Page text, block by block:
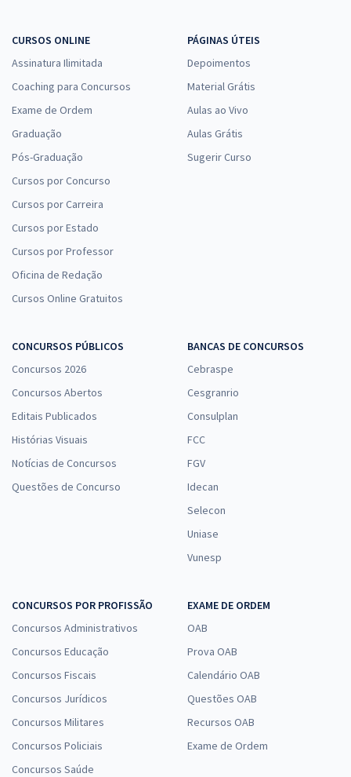
CURSOS ONLINE
Assinatura Ilimitada
Coaching para Concursos
Exame de Ordem
Graduação
Pós-Graduação
Cursos por Concurso
Cursos por Carreira
Cursos por Estado
Cursos por Professor
Oficina de Redação
Cursos Online Gratuitos
PÁGINAS ÚTEIS
Depoimentos
Material Grátis
Aulas ao Vivo
Aulas Grátis
Sugerir Curso
CONCURSOS PÚBLICOS
Concursos 2026
Concursos Abertos
Editais Publicados
Histórias Visuais
Notícias de Concursos
Questões de Concurso
BANCAS DE CONCURSOS
Cebraspe
Cesgranrio
Consulplan
FCC
FGV
Idecan
Selecon
Uniase
Vunesp
CONCURSOS POR PROFISSÃO
Concursos Administrativos
Concursos Educação
Concursos Fiscais
Concursos Jurídicos
Concursos Militares
Concursos Policiais
Concursos Saúde
EXAME DE ORDEM
OAB
Prova OAB
Calendário OAB
Questões OAB
Recursos OAB
Exame de Ordem